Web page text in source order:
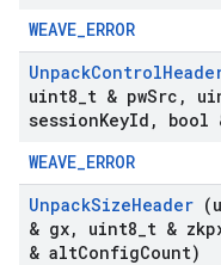
WEAVE_ERROR
UnpackControl
uint8 t & pwSrc ,
sessionKeyId , bool
WEAVE_ERROR
UnpackSizeHeader
& gx, uint8 t &
& altConfigCount)